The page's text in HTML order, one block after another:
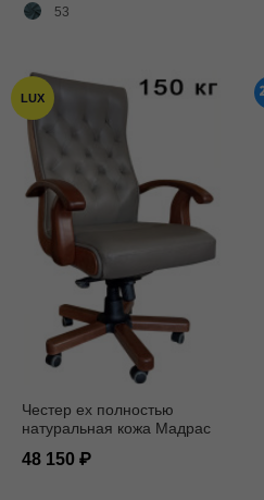
53
LUX
Честер ех полностью
натуральная кожа Мадрас
48 150